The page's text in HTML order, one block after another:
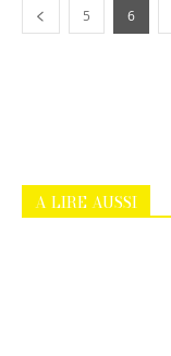
5 6
A LIRE AUSSI